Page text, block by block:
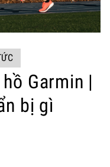
Garmin |
bị gì